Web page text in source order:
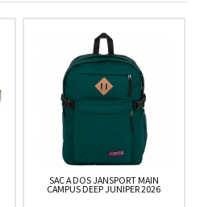
SAC A DOS JANSPORT MAIN
CAMPUS DEEP JUNIPER 2026